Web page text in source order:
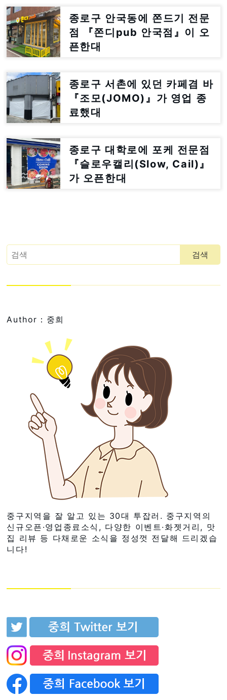
종로구 안국동에 쫀드기 전문
점 『쫀디pub 안국점』이 오
픈한대
종로구 서촌에 있던 카페겸 바
『조모(JOMO)』가 영업 종
료했대
종로구 대학로에 포케 전문점
『슬로우캘리(Slow, Cail)』
가 오픈한대
Author：중희
중구지역을 잘 알고 있는 30대 투잡러. 중구지역의
신규오픈·영업종료소식, 다양한 이벤트·화젯거리, 맛
집 리뷰 등 다채로운 소식을 정성껏 전달해 드리겠습
니다!